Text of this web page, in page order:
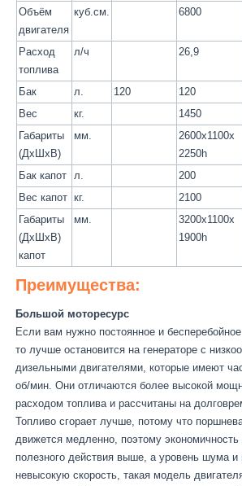
Объём
двигателя
куб.см. 6800
Расход
топлива
л/ч 26,9
Бак л. 120 120
Вес
кг. 1450
Габариты
(ДхШхВ)
мм.
2600x1100x
2250h
Бак капот
л. 200
Вес капот кг. 2100
Габариты
(ДхШхВ)
капот
мм.
3200x1100x
1900h
Преимущества:
Большой моторесурс
Если вам нужно постоянное и
то лучше остановится на генераторе с
дизельными двигателями, которые имеют
об/мин. Они отличаются более высокой
расходом топлива и рассчитаны на
Топливо сгорает лучше, потому что
движется медленно, поэтому
полезного действия выше, а уровень шума
невысокую скорость, такая модель